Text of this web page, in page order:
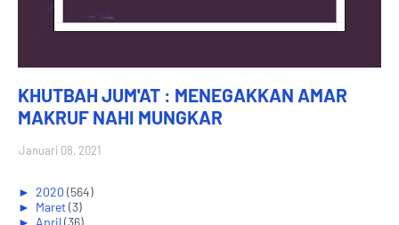
KHUTBAH JUM'AT : MENEGAKKAN AMAR
MAKRUF NAHI MUNGKAR
Januari 08, 2021
► 2020 (564)
► Maret(3)
► April(36)